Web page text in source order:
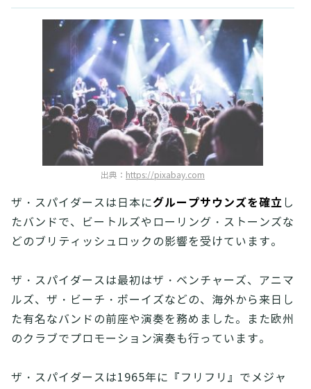
出典： https://pixabay.com
ザ・スパイダースは日本にグループサウンズを確立 し
たバンドで、ビートルズやローリング・ストーンズな
どのブリティッシュロックの影響を受けています。
ザ・スパイダースは最初はザ・ベンチャーズ、アニマ
ルズ、ザ・ビーチ・ボーイズなどの、海外から来日し
た有名なバンドの前座や演奏を務めました。また欧州
のクラブでプロモーション演奏も行っています。
ザ・スパイダースは1965年に『フリフリ』でメジャ